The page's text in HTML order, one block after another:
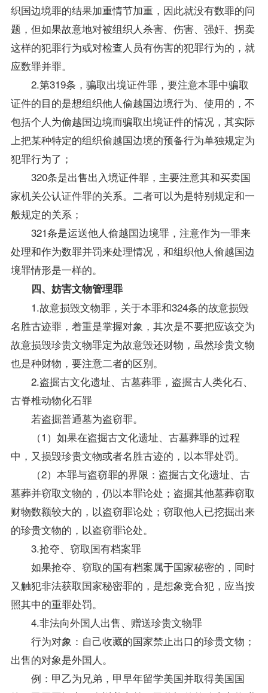
织国边境罪的结果加重情节加重，因此就没有数罪的问
题，但如果故意地对被组织人杀害、伤害、强奸、拐卖
这样的犯罪行为或对检查人员有伤害的犯罪行为的，就
应数罪并罪。
2.第319条，骗取出境证件罪，要注意本罪中骗取
证件的目的是想组织他人偷越国边境行为、使用的，不
包括个人为偷越国边境而骗取出境证件的情况，其实际
上把某种特定的组织偷越国边境的预备行为单独规定为
犯罪行为了；
320条是出售出入境证件罪，主要注意其和买卖国
家机关公认证件罪的关系。二者可以为是特别规定和一
般规定的关系；
321条是运送他人偷越国边境罪，注意作为一罪来
处理和作为数罪并罚来处理情况，和组织他人偷越国边
境罪情形是一样的。
四、妨害文物管理罪
1.故意损毁文物罪，关于本罪和324条的故意损毁
名胜古迹罪，着重是掌握对象，其次是不要把应该交为
故意损毁珍贵文物罪定为故意毁还财物，虽然珍贵文物
也是种财物，要注意二者的区别。
2.盗掘古文化遗址、古墓葬罪，盗掘古人类化石、
古脊椎动物化石罪
若盗掘普通墓为盗窃罪。
（1）如果在盗掘古文化遗址、古墓葬罪的过程
中，又损毁珍贵文物或者名胜古迹的，以本罪处罚。
（2）本罪与盗窃罪的界限：盗掘古文化遗址、古
墓葬并窃取文物的，仍以本罪论处；盗掘其他墓葬窃取
财物数额较大的，以盗窃罪论处；窃取他人已挖掘出来
的珍贵文物的，以盗窃罪论处。
3.抢夺、窃取国有档案罪
如果抢夺、窃取的国有档案属于国家秘密的，同时
又触犯非法获取国家秘密罪的，是想象竞合犯，应当按
照其中的重罪处罚。
4.非法向外国人出售、赠送珍贵文物罪
行为对象：自己收藏的国家禁止出口的珍贵文物；
出售的对象是外国人。
例：甲乙为兄弟，甲早年留学美国并取得美国国